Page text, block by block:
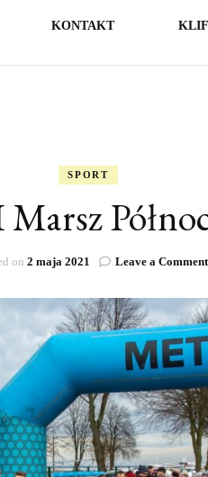
KONTAKT
SPORT
on 2 maja 2021 Leave a Comment